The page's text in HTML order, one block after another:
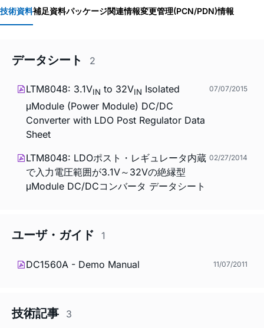
技術資料補足資料パッケージ関連情報変更管理(PCN/PDN)情報
データシート 2
LTM8048: 3.1VIN to 32VIN Isolated
μModule (Power Module) DC/DC
Converter with LDO Post Regulator Data
Sheet
07/07/2015
LTM8048: LDOポスト・レギュレータ内蔵
で入力電圧範囲が3.1V～32Vの絶縁型
μModule DC/DCコンバータ データシート
02/27/2014
ユーザ・ガイド 1
DC1560A - Demo Manual 11/07/2011
技術記事 3